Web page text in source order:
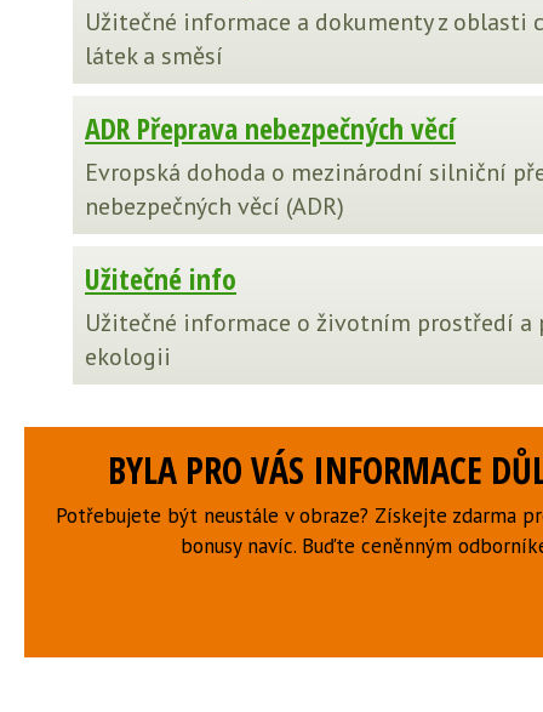
Užitečné informace a dokumenty z oblasti
látek a směsí
ADR Přeprava nebezpečných věcí
Evropská dohoda o mezinárodní silniční
nebezpečných věcí (ADR)
Užitečné info
Užitečné informace o životním prostředí a
ekologii
BYLA PRO VÁS INFORMACE
Potřebujete být neustále v obraze? Získejte zdarma
bonusy navíc. Buďte ceněnným